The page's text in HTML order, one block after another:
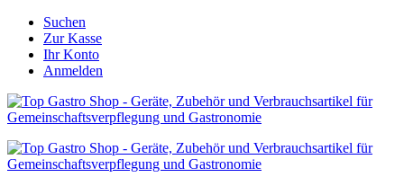
Suchen
Zur Kasse
Ihr Konto
Anmelden